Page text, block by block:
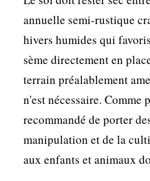
annuelle semi-rustique
hivers humides qui
sème directement en
terrain préalablement
n'est nécessaire. Comme
recommandé de porter
manipulation et de la
aux enfants et animaux